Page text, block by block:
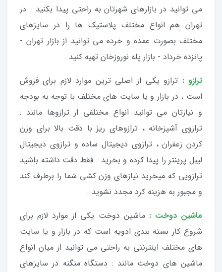
می توانید در بازارهای شهرتان به راحتی پیدا بکنید . در
تهران هم انواع مختلف پلاستیک ها را در سایزهای
مختلف بصورت عمده و خرده می توانید از بازار تهران -
پانزده خرداد - بازار پله نوروزخان تهیه کنید .
ترازو : ترازو یکی از اصلی ترین موارد لازم برای فروش
است ، در بازار و یا سایت های مختلف با توجه به بودجه
و نیازتان می توانید انواع مختلفی از ترازوها مانند :
ترازوی آشپزخانه ، ترازوهای ریز با دقت بالا برای وزن
کردن زعفران ، ترازوی دیجیتال ساده و ترازوی دیجیتال
لیبل پرینتر را پیدا کرده و بخرید . فقط دقت داشته باشید
ترازویی که میخرید نیازهای وزن کشی شما را برطرف کند
و مجبور به هزینه کرد مجدد نشوید .
ماشین دوخت : ماشین دوخت یکی از موارد لازم برای
شروع کار بسته بندی ادویه است که در بازار و یا سایت
های مختلف اینترنتی به راحتی می توانید از میان انواع
ماشین های دوخت مانند : دستگاه منگنه در سایزهای